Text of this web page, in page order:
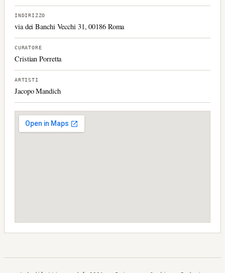
INDIRIZZO
via dei Banchi Vecchi 31, 00186 Roma
CURATORE
Cristian Porretta
ARTISTI
Jacopo Mandich